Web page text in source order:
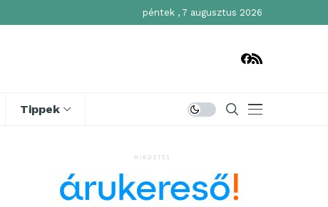
péntek , 7 augusztus 2026
Tippek
HIRDETÉS